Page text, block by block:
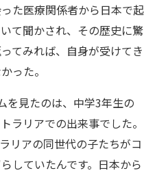
た医療関係者から日本で起
て聞かされ、その歴史に驚
てみれば、自身が受けてき
った。
を見たのは、中学3年生の
ラリアでの出来事でした。
リアの同世代の子たちがコ
していたんです。日本から